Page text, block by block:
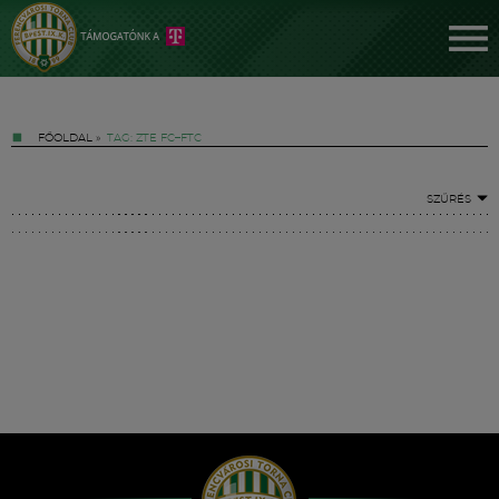
FŐOLDAL » TAG: ZTE FC–FTC
SZŰRÉS
Hírek